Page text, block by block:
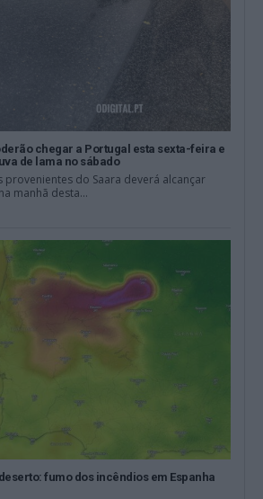
chegar a Portugal esta sexta-feira e
de lama no sábado
provenientes do Saara deverá alcançar
manhã desta...
fumo dos incêndios em Espanha